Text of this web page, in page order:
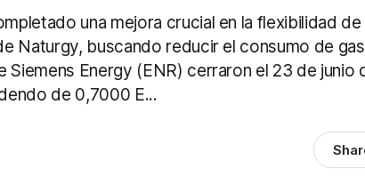
una mejora crucial en la flexibilidad de
Naturgy, buscando reducir el consumo de
Energy (ENR) cerraron el 23 de junio
de 0,7000 E...